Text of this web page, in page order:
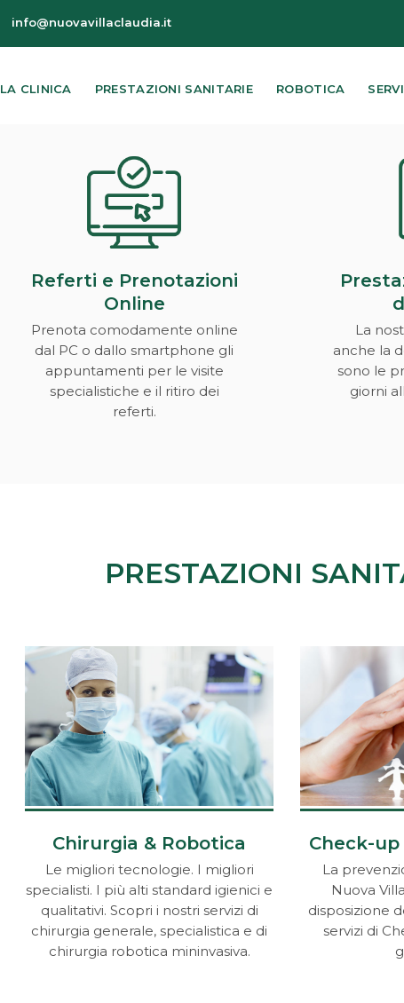
info@nuovavillaclaudia.it
LA CLINICA PRESTAZIONI SANITARIE ROBOTICA
Referti e Prenotazioni
Online
Prenota comodamente online
dal PC o dallo smartphone gli
appuntamenti per le visite
specialistiche e il ritiro dei
referti.
La
anche la
sono le
giorni
PRESTAZIONI
Chirurgia & Robotica
Le migliori tecnologie. I migliori
specialisti. I più alti standard igienici e
qualitativi. Scopri i nostri servizi di
chirurgia generale, specialistica e di
chirurgia robotica mininvasiva.
Check-up
La
Nuova
disposizione
servizi di